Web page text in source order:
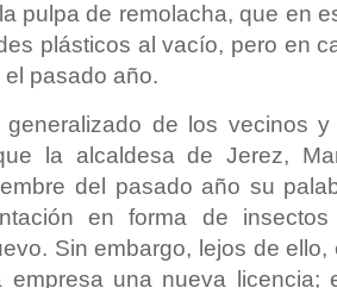
pulpa de remolacha, que en
plásticos al vacío, pero en
pasado año.
generalizado de los vecinos
la alcaldesa de Jerez,
del pasado año su
en forma de
Sin embargo, lejos de
empresa una nueva licencia;